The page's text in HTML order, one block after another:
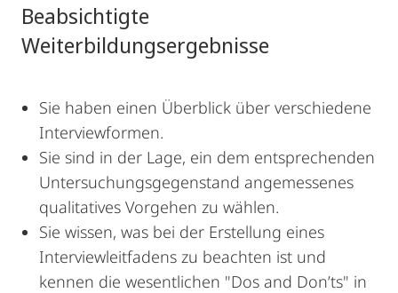
Beabsichtigte
Weiterbildungsergebnisse
Sie haben einen Überblick über verschiedene
Interviewformen.
Sie sind in der Lage, ein dem entsprechenden
Untersuchungsgegenstand angemessenes
qualitatives Vorgehen zu wählen.
Sie wissen, was bei der Erstellung eines
Interviewleitfadens zu beachten ist und
kennen die wesentlichen "Dos and Don’ts" in